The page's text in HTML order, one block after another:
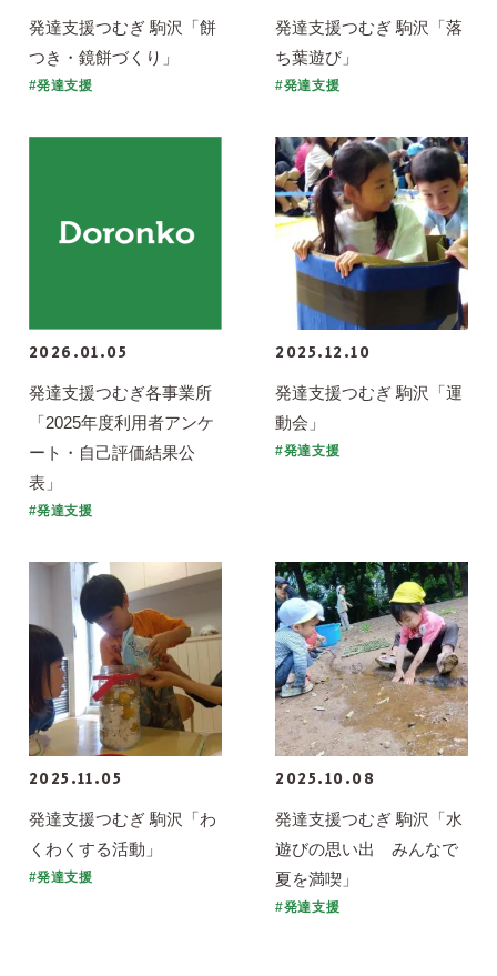
発達支援つむぎ 駒沢「餅
つき・鏡餅づくり」
#発達支援
発達支援つむぎ 駒沢「落
ち葉遊び」
#発達支援
2026.01.05
発達支援つむぎ各事業所
「2025年度利用者アンケ
ート・自己評価結果公
表」
#発達支援
2025.12.10
発達支援つむぎ 駒沢「運
動会」
#発達支援
2025.11.05
発達支援つむぎ 駒沢「わ
くわくする活動」
#発達支援
2025.10.08
発達支援つむぎ 駒沢「水
遊びの思い出 みんなで
夏を満喫」
#発達支援